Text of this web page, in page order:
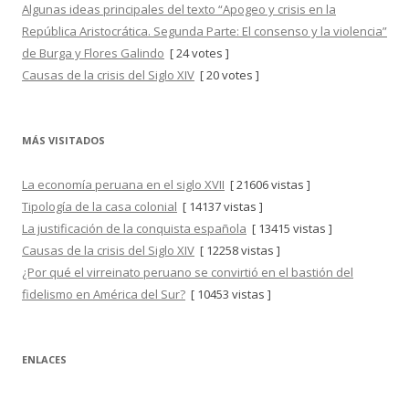
Algunas ideas principales del texto “Apogeo y crisis en la
República Aristocrática. Segunda Parte: El consenso y la violencia”
de Burga y Flores Galindo [ 24 votes ]
Causas de la crisis del Siglo XIV [ 20 votes ]
MÁS VISITADOS
La economía peruana en el siglo XVII [ 21606 vistas ]
Tipología de la casa colonial [ 14137 vistas ]
La justificación de la conquista española [ 13415 vistas ]
Causas de la crisis del Siglo XIV [ 12258 vistas ]
¿Por qué el virreinato peruano se convirtió en el bastión del
fidelismo en América del Sur? [ 10453 vistas ]
ENLACES